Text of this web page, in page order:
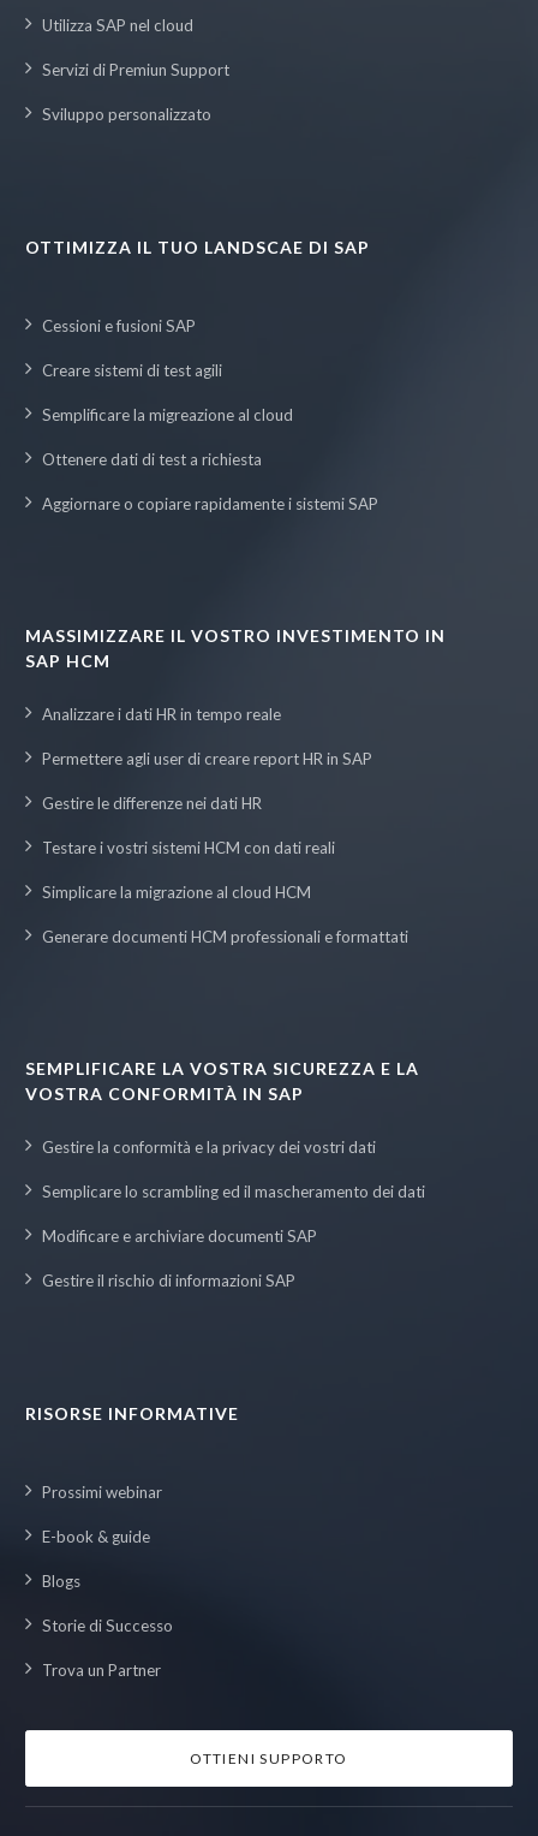
Utilizza SAP nel cloud
Servizi di Premiun Support
Sviluppo personalizzato
OTTIMIZZA IL TUO LANDSCAE DI SAP
Cessioni e fusioni SAP
Creare sistemi di test agili
Semplificare la migreazione al cloud
Ottenere dati di test a richiesta
Aggiornare o copiare rapidamente i sistemi SAP
MASSIMIZZARE IL VOSTRO INVESTIMENTO IN
SAP HCM
Analizzare i dati HR in tempo reale
Permettere agli user di creare report HR in SAP
Gestire le differenze nei dati HR
Testare i vostri sistemi HCM con dati reali
Simplicare la migrazione al cloud HCM
Generare documenti HCM professionali e formattati
SEMPLIFICARE LA VOSTRA SICUREZZA E LA
VOSTRA CONFORMITÀ IN SAP
Gestire la conformità e la privacy dei vostri dati
Semplicare lo scrambling ed il mascheramento dei dati
Modificare e archiviare documenti SAP
Gestire il rischio di informazioni SAP
RISORSE INFORMATIVE
Prossimi webinar
E-book & guide
Blogs
Storie di Successo
Trova un Partner
OTTIENI SUPPORTO